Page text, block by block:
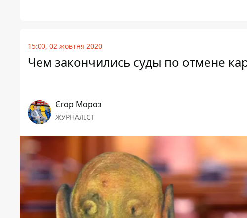
15:00, 02 жовтня 2020
Чем закончились суды по отмене
Єгор Мороз
ЖУРНАЛІСТ